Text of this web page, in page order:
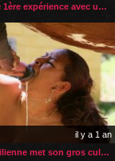
Aidée pour se 1ère expérience avec un chien
il y a 1 an
La jeune brésilienne met son gros cul au service de son cheval